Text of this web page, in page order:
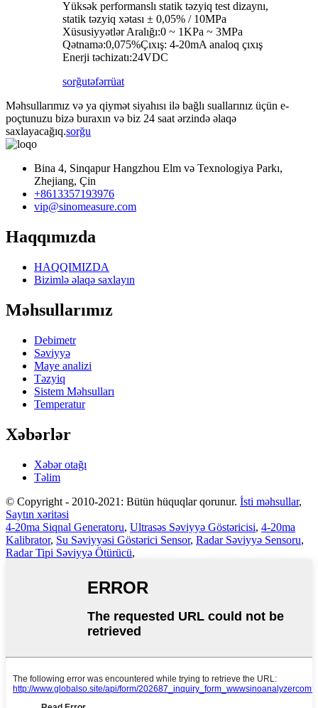
Yüksək performanslı statik təzyiq test dizaynı,
statik təzyiq xətası ± 0,05% / 10MPa
Xüsusiyyətlər Aralığı:0 ~ 1KPa ~ 3MPa
Qətnamə:0,075%Çıxış: 4-20mA analoq çıxış
Enerji təchizatı:24VDC
sorğutəfərrüat
Məhsullarımız və ya qiymət siyahısı ilə bağlı suallarınız üçün e-
poçtunuzu bizə buraxın və biz 24 saat ərzində əlaqə
saxlayacağıq.sorğu
Bina 4, Sinqapur Hangzhou Elm və Texnologiya Parkı,
Zhejiang, Çin
+8613357193976
vip@sinomeasure.com
Haqqımızda
HAQQIMIZDA
Bizimlə əlaqə saxlayın
Məhsullarımız
Debimetr
Səviyyə
Maye analizi
Təzyiq
Sistem Məhsulları
Temperatur
Xəbərlər
Xəbər otağı
Təlim
© Copyright - 2010-2021: Bütün hüquqlar qorunur. İsti məhsullar,
Saytın xəritəsi
4-20ma Siqnal Generatoru, Ultrasəs Səviyyə Göstəricisi, 4-20ma
Kalibrator, Su Səviyyəsi Göstərici Sensor, Radar Səviyyə Sensoru,
Radar Tipi Səviyyə Ötürücü,